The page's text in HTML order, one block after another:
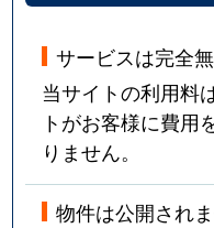
サービスは完全
当サイトの利用料
トがお客様に費用
りません。
物件は公開され